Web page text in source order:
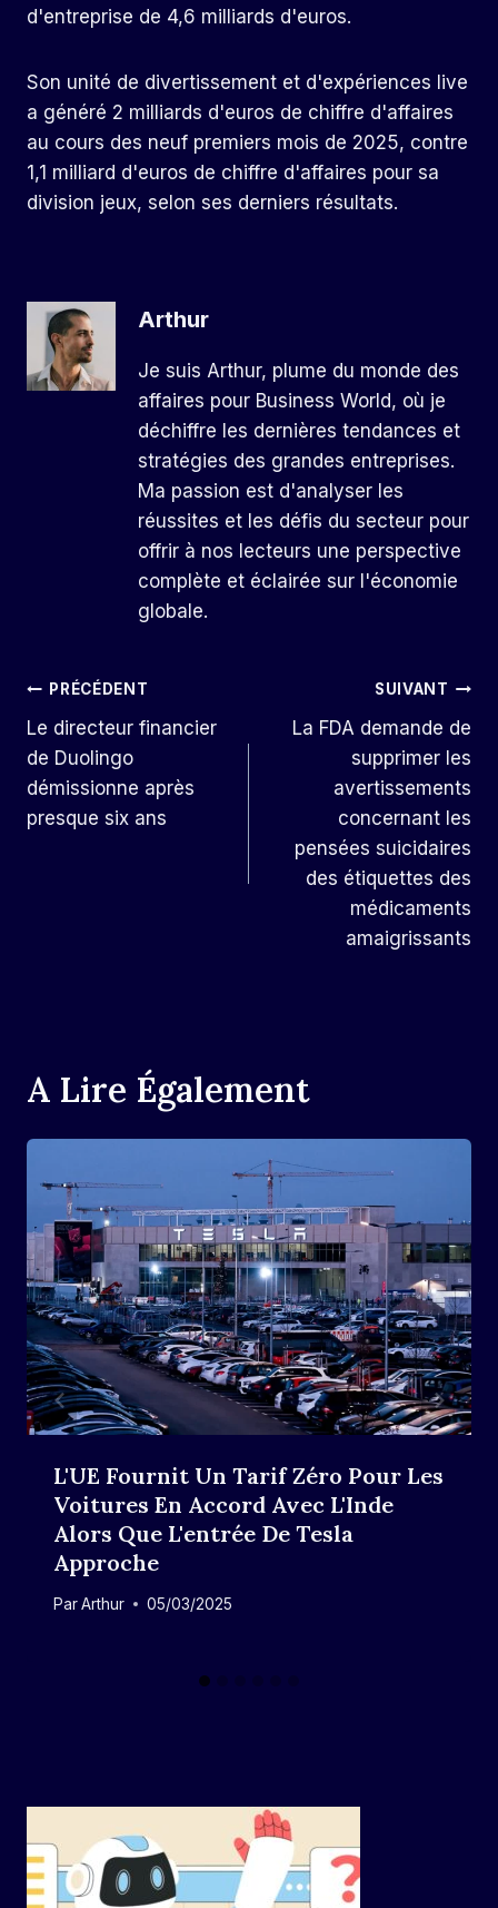
d'entreprise de 4,6 milliards d'euros.
Son unité de divertissement et d'expériences live
a généré 2 milliards d'euros de chiffre d'affaires
au cours des neuf premiers mois de 2025, contre
1,1 milliard d'euros de chiffre d'affaires pour sa
division jeux, selon ses derniers résultats.
Arthur
Je suis Arthur, plume du monde des
affaires pour Business World, où je
déchiffre les dernières tendances et
stratégies des grandes entreprises.
Ma passion est d'analyser les
réussites et les défis du secteur pour
offrir à nos lecteurs une perspective
complète et éclairée sur l'économie
globale.
Navigation
De
L’article
PRÉCÉDENT
Le directeur financier
de Duolingo
démissionne après
presque six ans
SUIVANT
La FDA demande de
supprimer les
avertissements
concernant les
pensées suicidaires
des étiquettes des
médicaments
amaigrissants
A Lire Également
L'UE Fournit Un Tarif Zéro Pour Les
Voitures En Accord Avec L'Inde
Alors Que L'entrée De Tesla
Approche
ParArthur 05/03/2025